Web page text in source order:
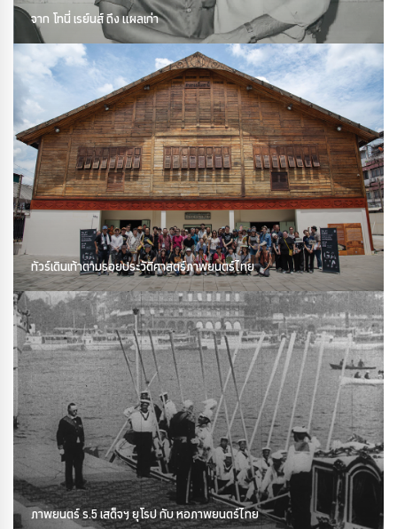
จาก โทนี่ เรย์นส์ ถึง แผลเก่า
ทัวร์เดินเท้าตามรอยประวัติศาสตร์ภาพยนตร์ไทย
ภาพยนตร์ ร.5 เสด็จฯ ยุโรป กับ หอภาพยนตร์ไทย